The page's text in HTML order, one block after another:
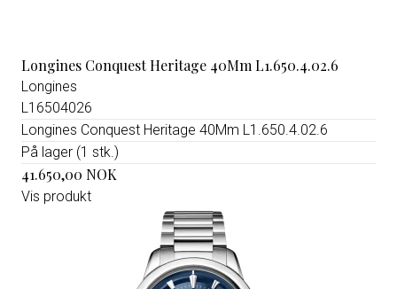
Longines Conquest Heritage 40Mm L1.650.4.02.6
Longines
L16504026
Longines Conquest Heritage 40Mm L1.650.4.02.6
På lager (1 stk.)
41.650,00 NOK
Vis produkt